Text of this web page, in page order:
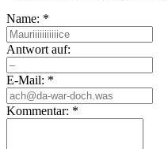
Name: *
Antwort auf:
E-Mail: *
Kommentar: *